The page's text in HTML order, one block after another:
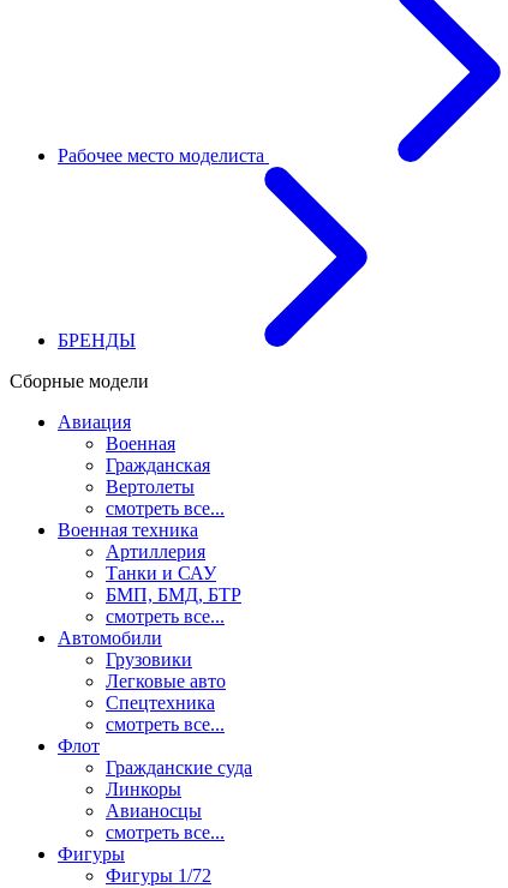
Рабочее место моделиста
БРЕНДЫ
Сборные модели
Авиация
Военная
Гражданская
Вертолеты
смотреть все...
Военная техника
Артиллерия
Танки и САУ
БМП, БМД, БТР
смотреть все...
Автомобили
Грузовики
Легковые авто
Спецтехника
смотреть все...
Флот
Гражданские суда
Линкоры
Авианосцы
смотреть все...
Фигуры
Фигуры 1/72